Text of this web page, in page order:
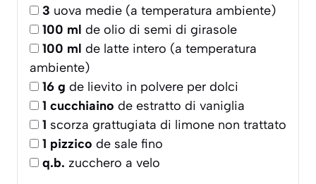
3 uova medie (a temperatura ambiente)
100 ml de olio di semi di girasole
100 ml de latte intero (a temperatura
ambiente)
16 g de lievito in polvere per dolci
1 cucchiaino de estratto di vaniglia
1 scorza grattugiata di limone non trattato
1 pizzico de sale fino
q.b. zucchero a velo